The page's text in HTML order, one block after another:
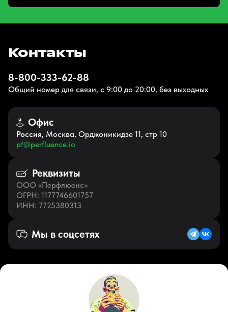
Контакты
8-800-333-62-88
Общий номер для связи, с 9:00 до 20:00, без выходных
Офис
Россия, Москва, Орджоникидзе 11, стр 10
pf@perfluence.io
Реквизиты
ООО «Перфлюенс»
ОГРН: 1177746601757
ИНН: 7725380313
Мы в соцсетях
Русский (RU)